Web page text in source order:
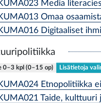
Media
Omaa
Digitaaliset
0–3 kpl (0–15 op) Lisätietoja
Etnopolitiikka
Taide, kulttuuri